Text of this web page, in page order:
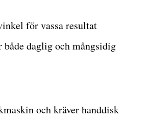
för vassa resultat
daglig och mångsidig
och kräver handdisk